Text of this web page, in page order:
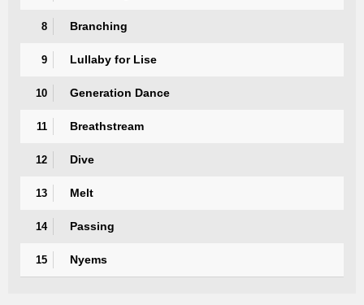
8 Branching
9 Lullaby for Lise
10 Generation Dance
11 Breathstream
12 Dive
13 Melt
14 Passing
15 Nyems